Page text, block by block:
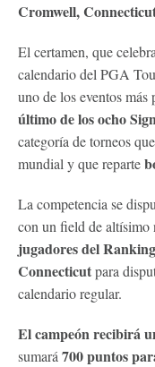
Cromwell,
El certamen, que
calendario del PGA
uno de los eventos
último de los ocho
categoría de torneos
mundial y que reparte
La competencia se
con un field de altísimo
jugadores del
Connecticutpara
calendario regular.
El campeón recibirá
sumará 700 puntos